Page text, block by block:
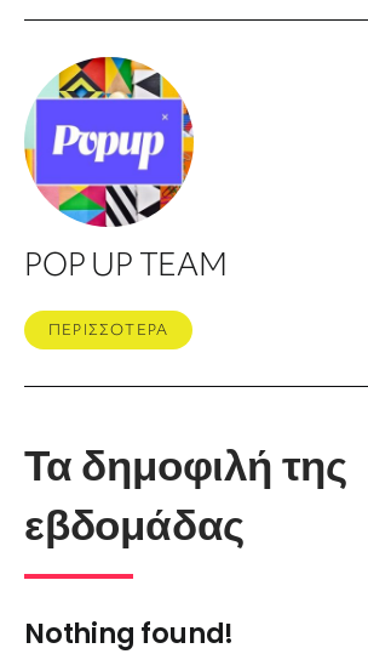
POP UP TEAM
ΠΕΡΙΣΣΟΤΕΡΑ
Τα δημοφιλή της
εβδομάδας
Nothing found!